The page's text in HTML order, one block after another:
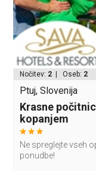
Nočitev: 2 | Oseb: 2
Ptuj, Slovenija
Krasne
kopanjem
Ne spreglejte vseh
ponudbe!